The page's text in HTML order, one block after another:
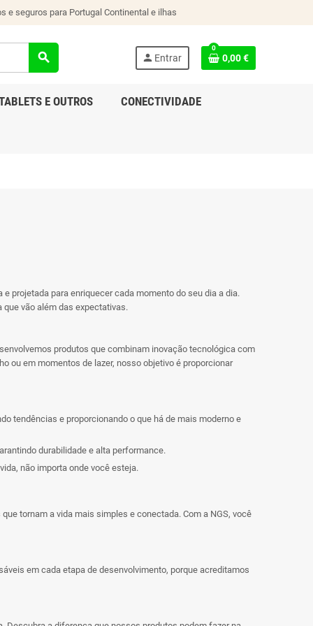
e seguros para Portugal Continental e ilhas
search person Entrar
0
0,00 €
E OUTROS CONECTIVIDADE
projetada para enriquecer cada momento do seu dia a dia.
vão além das expectativas.
produtos que combinam inovação tecnológica com
ou em momentos de lazer, nosso objetivo é proporcionar
tendências e proporcionando o que há de mais moderno e
durabilidade e alta performance.
não importa onde você esteja.
tornam a vida mais simples e conectada. Com a NGS, você
em cada etapa de desenvolvimento, porque acreditamos